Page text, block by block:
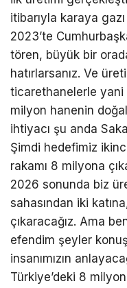
itibarıyla karaya
2023’te
tören, büyük bir
hatırlarsanız. Ve
ticarethanelerle
milyon hanenin
ihtiyacı şu anda
Şimdi hedefimiz
rakamı 8 milyona
2026 sonunda biz
sahasından iki
çıkaracağız. Ama
efendim şeyler
insanımızın
Türkiye’deki 8